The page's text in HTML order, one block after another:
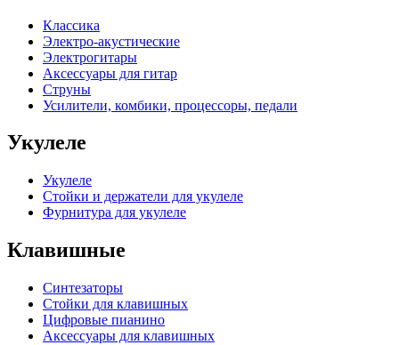
Классика
Электро-акустические
Электрогитары
Аксессуары для гитар
Струны
Усилители, комбики, процессоры, педали
Укулеле
Укулеле
Стойки и держатели для укулеле
Фурнитура для укулеле
Клавишные
Синтезаторы
Стойки для клавишных
Цифровые пианино
Аксессуары для клавишных